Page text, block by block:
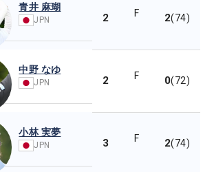
青井 麻瑚
JPN 2 F 2(74)
中野 なゆ
JPN 2 F 0(72)
小林 実夢
JPN 3 F 2(74)